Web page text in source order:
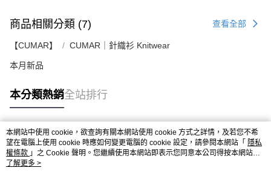
商品相關分類 (7) 查看全部
【CUMAR】 CUMAR｜針織衫 Knitwear
本月新品
本分類熱銷全站排行
熱門標籤
本網站中使用 cookie，欲查詢有關本網站使用 cookie 方式之詳情，及若您不希
望在電腦上使用 cookie 時應如何變更電腦的 cookie 設定，請參閱本網站「 隱私
權條款 」之 Cookie 聲明。您繼續使用本網站即表示您同意本公司得按本網站使
用條款之 Cookie 聲明使用 cookie。
了解更多 >